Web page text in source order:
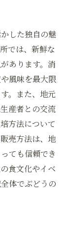
した独自の魅
では、新鮮な
あります。消
風味を最大限
。また、地元
産者との交流
方法について
売方法は、地
ても信頼でき
食文化やイベ
体でぶどうの